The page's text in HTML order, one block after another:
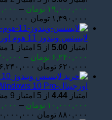
۱۹,۰۰۰,۰۰۰ تومان –
۱,۳۹۰,۰۰۰ تومان through ۱۹,۰۰۰,۰۰۰ تومان
لایسنس ویندوز 11 هوم اورجینال - Windows 11 Home
امتیاز 5.00 از 5 امتیاز 1
۶,۲۴۰,۰۰۰ تومان –
۶۲۰,۰۰۰ تومان through ۶,۲۴۰,۰۰۰ تومان
اورجینال-Windows 10 Pro
امتیاز 4.44 از 5 امتیاز 9
۱۰,۰۰۰,۰۰۰ تومان –
۸۸۰,۰۰۰ تومان through ۱۰,۰۰۰,۰۰۰ تومان